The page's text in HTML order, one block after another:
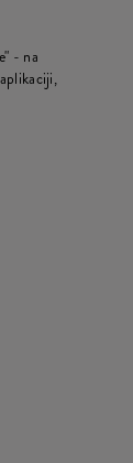
- na